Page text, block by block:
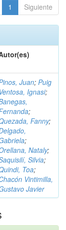
1 Siguiente
Juan; Puig
Ventosa, Ignasi;
;
Fanny;
;
Nataly;
Silvia;
Toa;
Vintimilla,
Javier